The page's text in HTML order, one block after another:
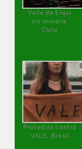
Valle de Elqui
sin minería.
Chile
Protestas contra
VALE, Brasil